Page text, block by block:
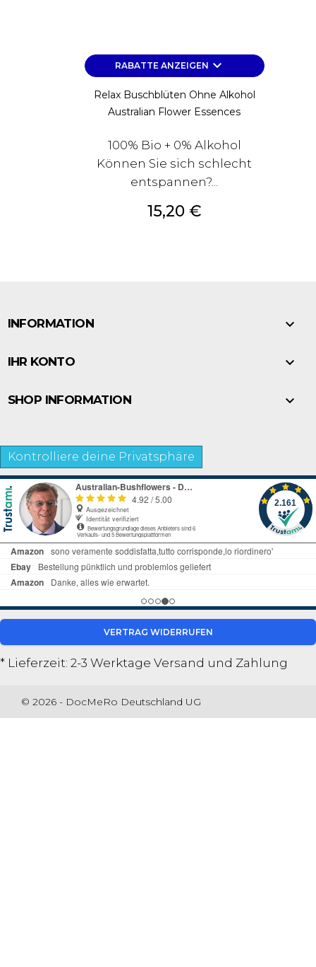
RABATTE ANZEIGEN keyboard_arrow_down
Relax Buschblüten Ohne Alkohol
Australian Flower Essences
100% Bio + 0% Alkohol
Können Sie sich schlecht
entspannen?...
Preis
15,20 €
INFORMATION 
IHR KONTO 
SHOP INFORMATION 
Kontrolliere deine Privatsphäre
VERTRAG WIDERRUFEN
* Lieferzeit: 2-3 Werktage Versand und Zahlung
© 2026 - DocMeRo Deutschland UG